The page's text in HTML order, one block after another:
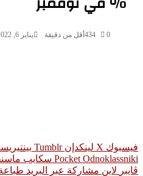
يناير 6, 2022 434 أقل من دقيقة
‫X لينكدإن بينتيريست
‫Pocket سكايب ماسنجر
لاين مشاركة عبر البريد طباعة